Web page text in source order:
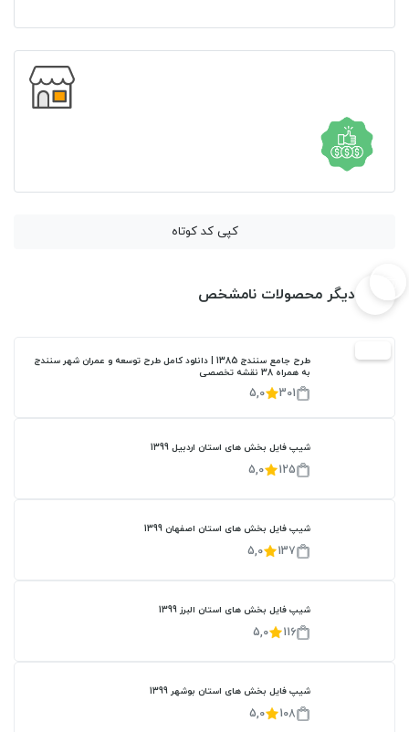
کپی کد کوتاه
دیگر محصولات نامشخص
طرح جامع سنندج 1385 | دانلود کامل طرح توسعه و عمران شهر سنندج
به همراه 38 نقشه تخصصی
301
5,0
شیپ فایل بخش های استان اردبیل 1399
125
5,0
شیپ فایل بخش های استان اصفهان 1399
137
5,0
شیپ فایل بخش های استان البرز 1399
116
5,0
شیپ فایل بخش های استان بوشهر 1399
108
5,0